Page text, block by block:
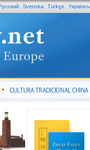
Svenska Türkçe
CULTURA TRADICIONAL CHINA